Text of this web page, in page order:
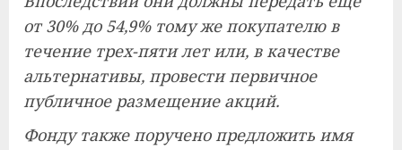
от 30% до 54,9% тому же покупателю в
течение трех-пяти лет или, в качестве
альтернативы, провести первичное
публичное размещение акций.
Фонду также поручено предложить имя